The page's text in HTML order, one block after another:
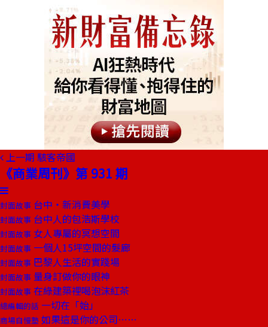
上一期 駭客帝國
《商業周刊》第 931 期
封面故事 台中‧新消費美學
封面故事 台中人的包浩斯學校
封面故事 女人專屬的冥想空間
封面故事 一個人15坪空間的髮廊
封面故事 巴黎人生活的實踐場
封面故事 量身訂做你的眼神
封面故事 在綠建築裡喝泡沫紅茶
總編輯的話 一切在「始」
商場自慢塾 如果這是你的公司……